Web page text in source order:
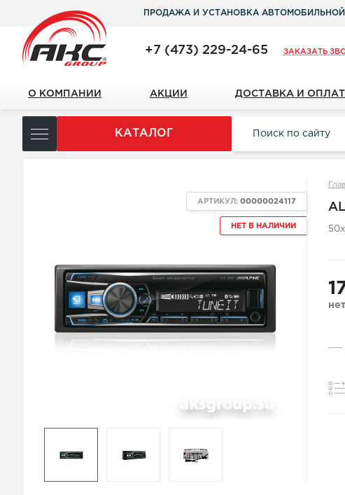
ПРОДАЖА И УСТАНОВКА АВТОМОБИЛЬНОЙ
+7 (473) 229-24-65 ЗАКАЗАТЬ
О КОМПАНИИ АКЦИИ ДОСТАВКА И
КАТАЛОГ
НЕТ В НАЛИЧИИ
АРТИКУЛ:00000024117